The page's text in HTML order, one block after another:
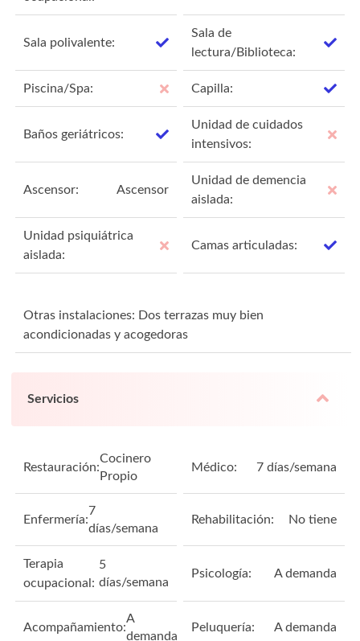
Sala polivalente:
Sala de
lectura/Biblioteca:
Piscina/Spa: Capilla:
Baños geriátricos:
Unidad de cuidados
intensivos:
Ascensor: Ascensor
Unidad de demencia
aislada:
Unidad psiquiátrica
aislada:
Camas articuladas:
Otras instalaciones: Dos terrazas muy bien
acondicionadas y acogedoras
Servicios
Restauración:
Cocinero
Propio
Médico: 7 días/semana
Enfermería:
7
días/semana
Rehabilitación: No tiene
Terapia
ocupacional:
5
días/semana
Psicología: A demanda
Acompañamiento:
A
demanda
Peluquería: A demanda